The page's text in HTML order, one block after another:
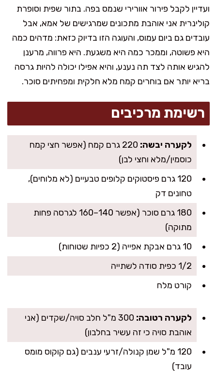
ועדיין לקבל פירור אוורירי שנמס בפה. בתור שפית וסופרת
קולינרית אני אוהבת מתכונים שמרגישים של אמא, אבל
עובדים גם ביום עמוס, והעוגה הזו בדיוק כזאת: מדהים כמה
היא פשוטה, וממכר כמה היא משגעת. היא פרווה, מרענן
להגיש אותה לצד תה נענע, והיא אפילו יכולה להיות גרסה
בריא יותר אם בוחרים קמח מלא חלקית ומפחיתים סוכר.
רשימת מרכיבים
לקערה יבשה:
220 גרם קמח (אפשר חצי קמח
כוסמין/מלא וחצי לבן)
120 גרם פיסטוקים קלופים טבעיים (לא מלוחים),
טחונים דק
180 גרם סוכר (אפשר 140–160 לגרסה פחות
מתוקה)
10 גרם אבקת אפייה (2 כפיות שטוחות)
1/2 כפית סודה לשתייה
קורט מלח
לקערה רטובה:
300 מ"ל חלב סויה/שקדים (אני
אוהבת סויה כי זה עשיר בחלבון)
120 מ"ל שמן קנולה/זרעי ענבים (גם קוקוס מומס
עובד)